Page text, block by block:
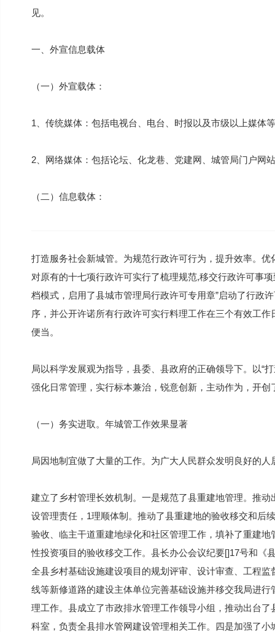
见。
一、外宣信息载体
（一）外宣载体：
1、传统媒体：包括电视台、电台、时报以及市级以上媒体
2、网络媒体：包括论坛、化龙巷、党建网、城管局门户网
（二）信息载体：
打造服务社会新城管。为规范行政许可行为，提升效率。
对原有的十七项行政许可实行了梳理规范,移交行政许可事
档模式，启用了县城市管理局行政许可专用章”启动了行政
序，并公开许诺所有行政许可实行料理工作在三个有效工
便当。
局以科学发展观为指导，县委、县政府的正确领导下。以“
强化日常管理，实行标本兼治，锐意创新，主动作为，开创
（一）务实进取。年城管工作效果显著
局因地制宜做了大量的工作。为广大人民群众发明良好的
建立了乡村管理长效机制。一是规范了县重建地管理。推
设管理责任，1理顺体制。推动了县重建地的验收移交和后
验收、临主干道重建地绿化和社区管理工作，填补了重建
性投资项目的验收移交工作。县长办公会议纪要[]17号和《
全县乡村基础设施建设项目的规划评审、设计审查、工程
线等新修道路的建设主体单位完善基础设施并移交我局进
理工作。县成立了市政排水管理工作领导小组，推动出台
科室，负责全县排水管网建设管理相关工作。四是加强了